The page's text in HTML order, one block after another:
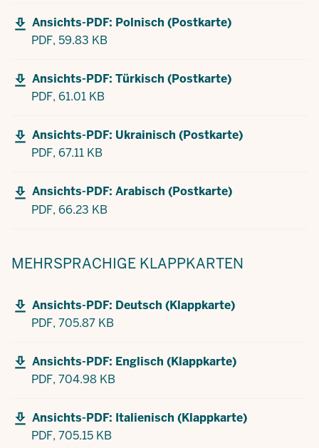
Ansichts-PDF: Polnisch (Postkarte)
PDF, 59.83 KB
Ansichts-PDF: Türkisch (Postkarte)
PDF, 61.01 KB
Ansichts-PDF: Ukrainisch (Postkarte)
PDF, 67.11 KB
Ansichts-PDF: Arabisch (Postkarte)
PDF, 66.23 KB
MEHRSPRACHIGE KLAPPKARTEN
Ansichts-PDF: Deutsch (Klappkarte)
PDF, 705.87 KB
Ansichts-PDF: Englisch (Klappkarte)
PDF, 704.98 KB
Ansichts-PDF: Italienisch (Klappkarte)
PDF, 705.15 KB